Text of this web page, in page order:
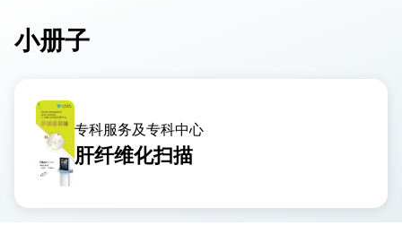
小册子
专科服务及专科中心
肝纤维化扫描